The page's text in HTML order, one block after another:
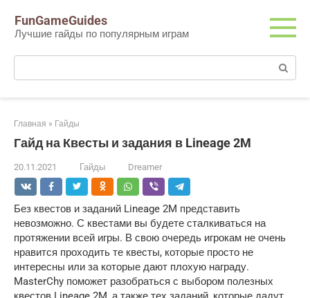
контенту
FunGameGuides
Лучшие гайды по популярным играм
Поиск:
Главная » Гайды
Гайд на Квесты и задания в Lineage 2M
20.11.2021 Гайды Dreamer
Без квестов и заданий Lineage 2M представить
невозможно. С квестами вы будете сталкиваться на
протяжении всей игры. В свою очередь игрокам не очень
нравится проходить те квесты, которые просто не
интересны или за которые дают плохую награду.
MasterChy поможет разобраться с выбором полезных